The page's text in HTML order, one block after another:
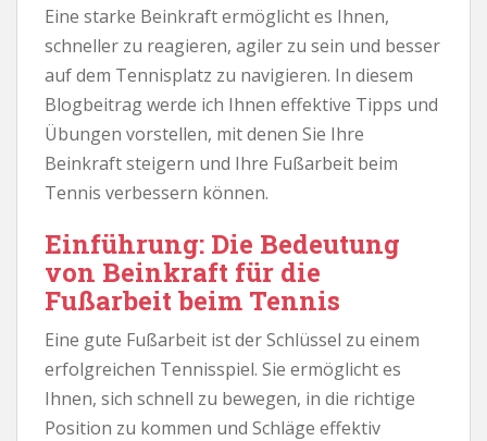
Eine starke Beinkraft ermöglicht es Ihnen,
schneller zu reagieren, agiler zu sein und besser
auf dem Tennisplatz zu navigieren. In diesem
Blogbeitrag werde ich Ihnen effektive Tipps und
Übungen vorstellen, mit denen Sie Ihre
Beinkraft steigern und Ihre Fußarbeit beim
Tennis verbessern können.
Einführung: Die Bedeutung
von Beinkraft für die
Fußarbeit beim Tennis
Eine gute Fußarbeit ist der Schlüssel zu einem
erfolgreichen Tennisspiel. Sie ermöglicht es
Ihnen, sich schnell zu bewegen, in die richtige
Position zu kommen und Schläge effektiv